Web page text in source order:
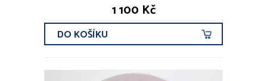
1 100 Kč
DO KOŠÍKU